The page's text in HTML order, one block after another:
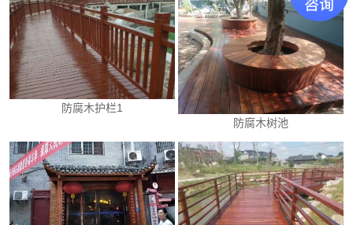
防腐木护栏1
防腐木树池